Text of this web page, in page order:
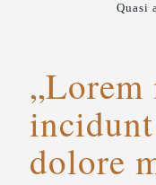
Quasi
dolore